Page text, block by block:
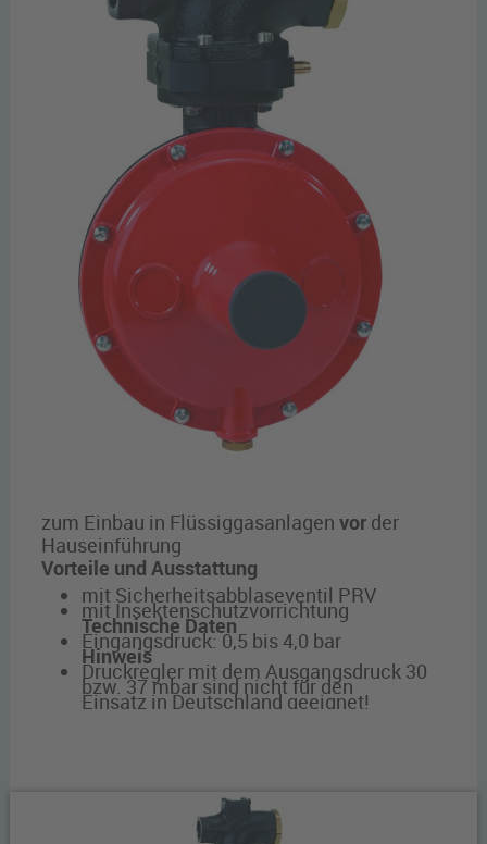
zum Einbau in Flüssiggasanlagen vorder
Hauseinführung
Vorteile und Ausstattung
mit Sicherheitsabblaseventil PRV
mit Insektenschutzvorrichtung
Technische Daten
Eingangsdruck: 0,5 bis 4,0 bar
Hinweis
Druckregler mit dem Ausgangsdruck 30
bzw. 37 mbar sind nicht für den
Einsatz in Deutschland geeignet!